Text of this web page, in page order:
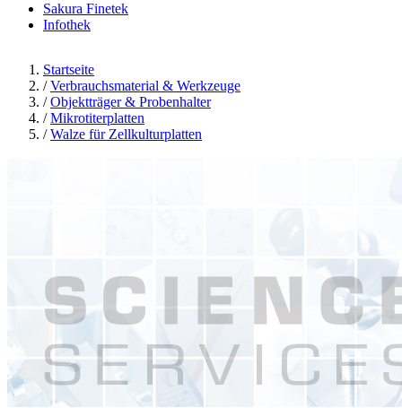
Sakura Finetek
Infothek
Startseite
/ Verbrauchsmaterial & Werkzeuge
/ Objektträger & Probenhalter
/ Mikrotiterplatten
/ Walze für Zellkulturplatten